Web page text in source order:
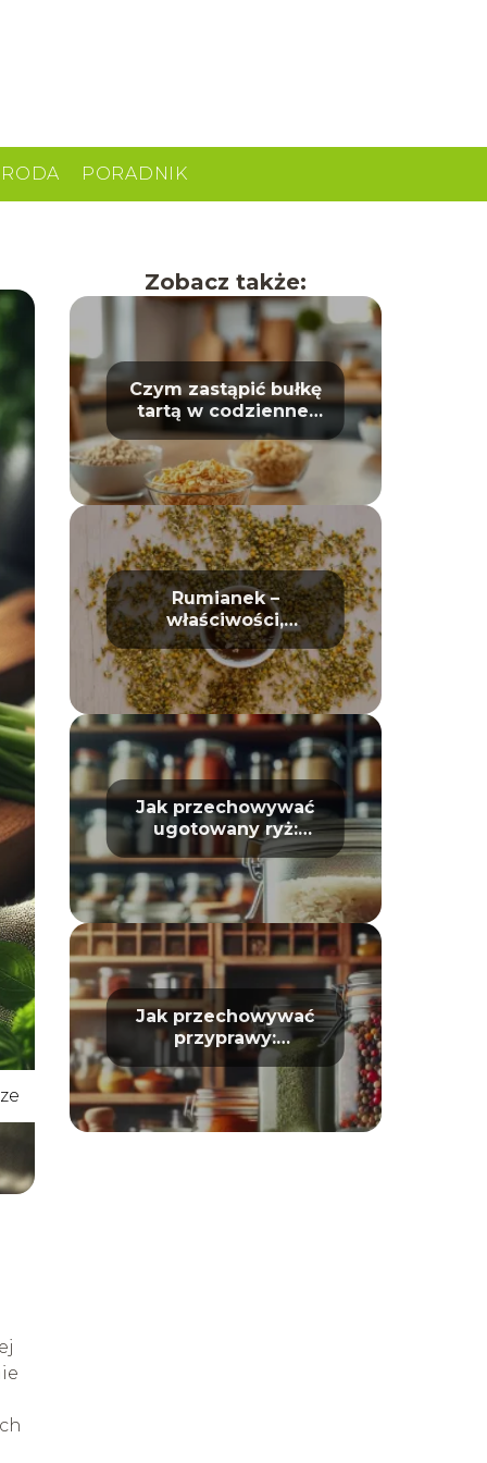
PORADNIK
Zobacz także:
Czym zastąpić bułkę
tartą w codziennej
kuchni?
Rumianek –
właściwości,
działanie i
zastosowanie w
domu oraz
kosmetyce
Jak przechowywać
ugotowany ryż:
Unikaj zepsucia
Jak przechowywać
przyprawy:
Długotrwałość i
aromat